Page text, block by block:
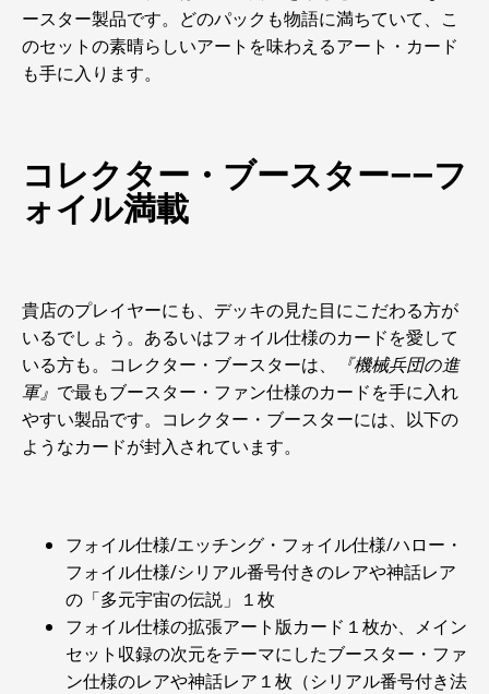
ースター製品です。どのパックも物語に満ちていて、こ
のセットの素晴らしいアートを味わえるアート・カード
も手に入ります。
コレクター・ブースター――フ
ォイル満載
貴店のプレイヤーにも、デッキの見た目にこだわる方が
いるでしょう。あるいはフォイル仕様のカードを愛して
いる方も。コレクター・ブースターは、
『機械兵団の進
軍』 で最もブースター・ファン仕様のカードを手に入れ
やすい製品です。コレクター・ブースターには、以下の
ようなカードが封入されています。
フォイル仕様/エッチング・フォイル仕様/ハロー・
フォイル仕様/シリアル番号付きのレアや神話レア
の「多元宇宙の伝説」１枚
フォイル仕様の拡張アート版カード１枚か、メイン
セット収録の次元をテーマにしたブースター・ファ
ン仕様のレアや神話レア１枚（シリアル番号付き法